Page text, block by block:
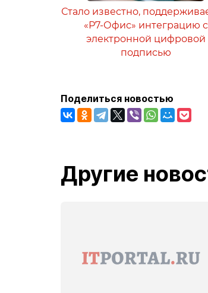
Стало известно,
«Р7-Офис» интеграцию с
электронной цифровой
подписью
Поделиться новостью
Другие